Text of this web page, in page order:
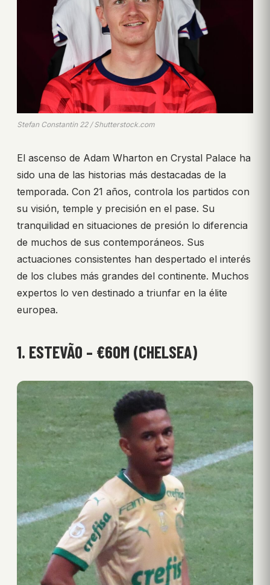
Stefan Constantin 22 / Shutterstock.com
El ascenso de Adam Wharton en Crystal Palace ha
sido una de las historias más destacadas de la
temporada. Con 21 años, controla los partidos con
su visión, temple y precisión en el pase. Su
tranquilidad en situaciones de presión lo diferencia
de muchos de sus contemporáneos. Sus
actuaciones consistentes han despertado el interés
de los clubes más grandes del continente. Muchos
expertos lo ven destinado a triunfar en la élite
europea.
1. ESTEVÃO – €60M (CHELSEA)